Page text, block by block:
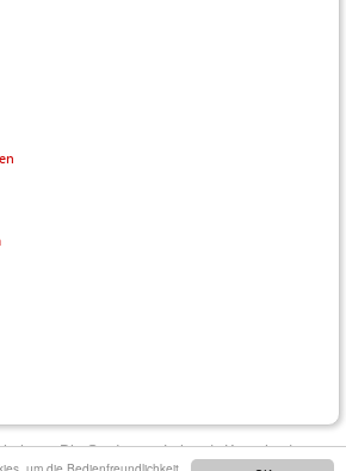
- Die Stadt zum Leben | Kontakt |